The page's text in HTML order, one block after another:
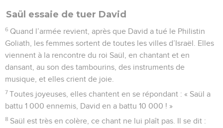
Saül essaie de tuer David
6 Quand l’armée revient, après que David a tué le Philistin
Goliath, les femmes sortent de toutes les villes d’Israël. Elles
viennent à la rencontre du roi Saül, en chantant et en
dansant, au son des tambourins, des instruments de
musique, et elles crient de joie.
7 Toutes joyeuses, elles chantent en se répondant : « Saül a
battu 1 000 ennemis, David en a battu 10 000 ! »
8 Saül est très en colère, ce chant ne lui plaît pas. Il se dit :